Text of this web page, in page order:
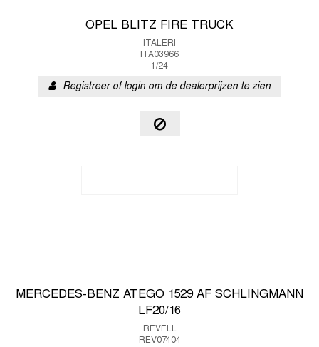
OPEL BLITZ FIRE TRUCK
ITALERI
ITA03966
1/24
Registreer of login om de dealerprijzen te zien
MERCEDES-BENZ ATEGO 1529 AF SCHLINGMANN
LF20/16
REVELL
REV07404